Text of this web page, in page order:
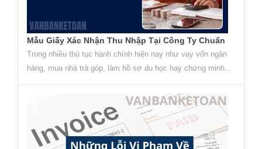
Mẫu Giấy Xác Nhận Thu Nhập Tại Công Ty Chuẩn
Trong nhiều thủ tục hành chính hiện nay như vay vốn ngân
hàng, mua nhà trả góp, làm hồ sơ du học hay chứng minh...